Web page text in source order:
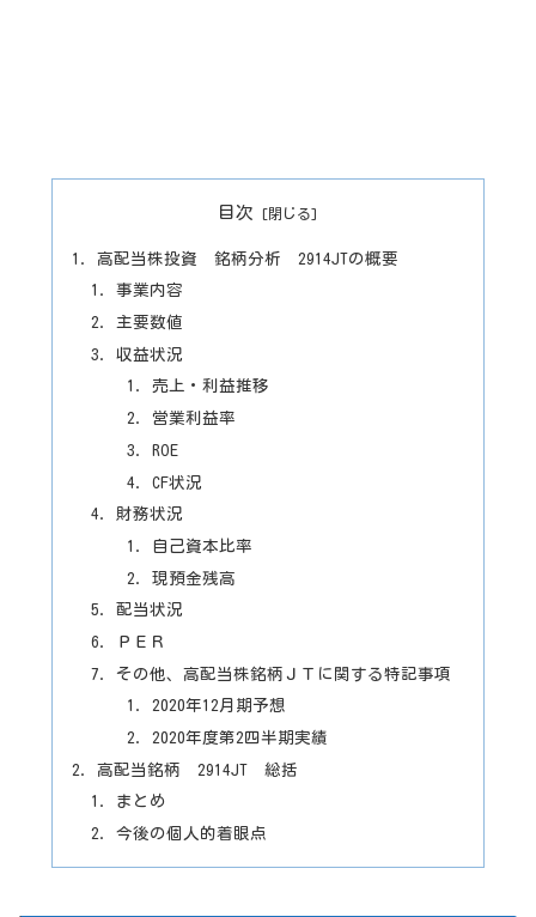
目次
高配当株投資 銘柄分析 2914JTの概要
事業内容
主要数値
収益状況
売上・利益推移
営業利益率
ROE
CF状況
財務状況
自己資本比率
現預金残高
配当状況
ＰＥＲ
その他、高配当株銘柄ＪＴに関する特記事項
2020年12月期予想
2020年度第2四半期実績
高配当銘柄 2914JT 総括
まとめ
今後の個人的着眼点